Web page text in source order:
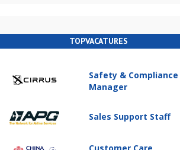
TOPVACATURES
Safety & Compliance
Manager
Sales Support Staff